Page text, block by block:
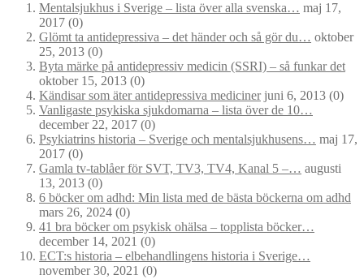
Mentalsjukhus i Sverige – lista över alla svenska… maj 17,
2017 (0)
Glömt ta antidepressiva – det händer och så gör du… oktober
25, 2013 (0)
Byta märke på antidepressiv medicin (SSRI) – så funkar det
oktober 15, 2013 (0)
Kändisar som äter antidepressiva medicinerjuni 6, 2013 (0)
Vanligaste psykiska sjukdomarna – lista över de 10…
december 22, 2017 (0)
Psykiatrins historia – Sverige och mentalsjukhusens… maj 17,
2017 (0)
Gamla tv-tablåer för SVT, TV3, TV4, Kanal 5 –… augusti
13, 2013 (0)
6 böcker om adhd: Min lista med de bästa böckerna om adhd
mars 26, 2024 (0)
41 bra böcker om psykisk ohälsa – topplista böcker…
december 14, 2021 (0)
ECT:s historia – elbehandlingens historia i Sverige…
november 30, 2021 (0)